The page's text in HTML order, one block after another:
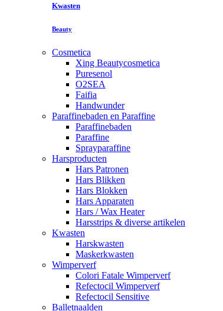
Kwasten
Beauty
Cosmetica
Xing Beautycosmetica
Puresenol
O2SEA
Faifia
Handwunder
Paraffinebaden en Paraffine
Paraffinebaden
Paraffine
Sprayparaffine
Harsproducten
Hars Patronen
Hars Blikken
Hars Blokken
Hars Apparaten
Hars / Wax Heater
Harsstrips & diverse artikelen
Kwasten
Harskwasten
Maskerkwasten
Wimperverf
Colori Fatale Wimperverf
Refectocil Wimperverf
Refectocil Sensitive
Balletnaalden